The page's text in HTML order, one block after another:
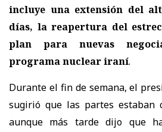
incluye una extensión del
días, la reapertura del
plan para nuevas
programa nuclear iraní.
Durante el fin de semana, el
sugirió que las partes estaban
aunque más tarde dijo que